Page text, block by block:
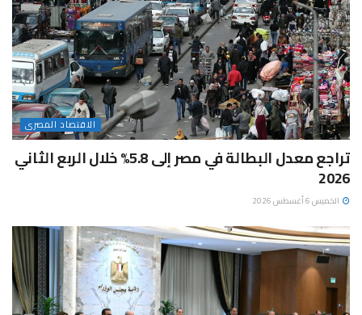
الاقتصاد المصرى
تراجع معدل البطالة في مصر إلى 5.8% خلال الربع الثاني
2026
الخميس 6 أغسطس 2026